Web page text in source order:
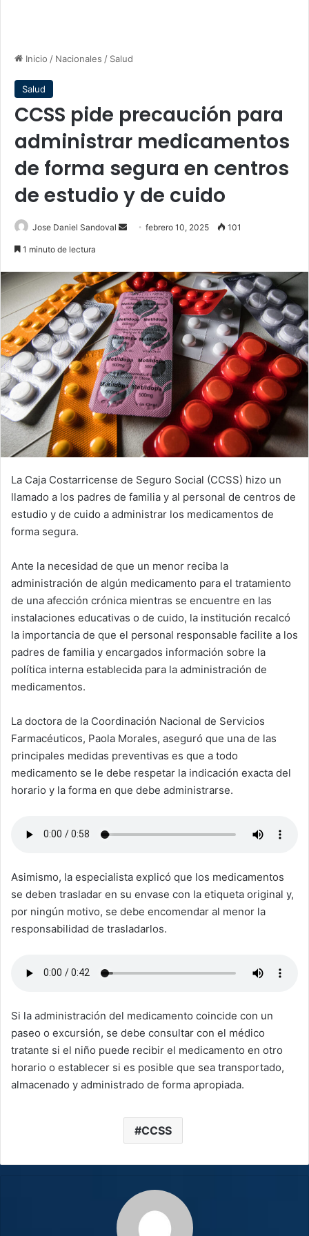
Inicio / Nacionales / Salud
Salud
CCSS pide precaución para
administrar medicamentos
de forma segura en centros
de estudio y de cuido
Jose Daniel Sandoval
Sendfebrero 10, 2025 101
1 minuto de lectura
La Caja Costarricense de Seguro Social (CCSS) hizo un
llamado a los padres de familia y al personal de centros de
estudio y de cuido a administrar los medicamentos de
forma segura.
Ante la necesidad de que un menor reciba la
administración de algún medicamento para el tratamiento
de una afección crónica mientras se encuentre en las
instalaciones educativas o de cuido, la institución recalcó
la importancia de que el personal responsable facilite a los
padres de familia y encargados información sobre la
política interna establecida para la administración de
medicamentos.
La doctora de la Coordinación Nacional de Servicios
Farmacéuticos, Paola Morales, aseguró que una de las
principales medidas preventivas es que a todo
medicamento se le debe respetar la indicación exacta del
horario y la forma en que debe administrarse.
Asimismo, la especialista explicó que los medicamentos
se deben trasladar en su envase con la etiqueta original y,
por ningún motivo, se debe encomendar al menor la
responsabilidad de trasladarlos.
Si la administración del medicamento coincide con un
paseo o excursión, se debe consultar con el médico
tratante si el niño puede recibir el medicamento en otro
horario o establecer si es posible que sea transportado,
almacenado y administrado de forma apropiada.
CCSS